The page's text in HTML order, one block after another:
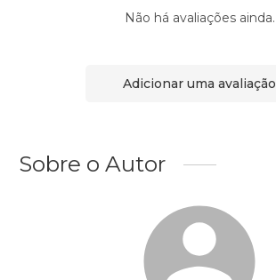
Não há avaliações ainda.
Adicionar uma avaliação
Sobre o Autor